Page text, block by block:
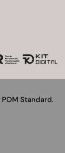
POM Standard.